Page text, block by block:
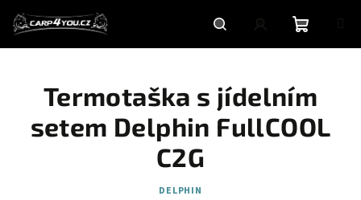
obsah
HledatPřihlášeníNákupní
košík
Termotaška s jídelním
setem Delphin FullCOOL
C2G
DELPHIN